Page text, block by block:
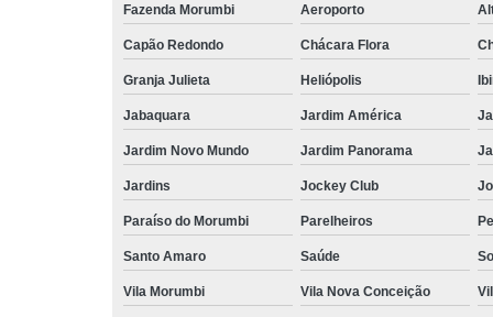
Fazenda Morumbi Aeroporto
Capão Redondo Chácara Flora
Granja Julieta Heliópolis
Jabaquara Jardim América
Jardim Novo Mundo Jardim Panorama
Jardins Jockey Club
Paraíso do Morumbi Parelheiros
Santo Amaro Saúde
Vila Morumbi Vila Nova Conceição